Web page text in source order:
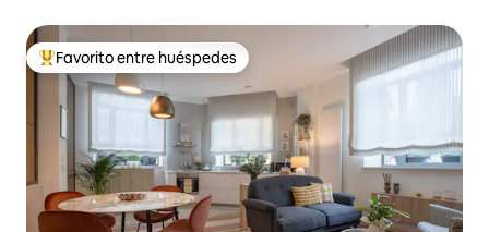
Favorito entre huéspedes preferido
Favorito entre huéspedes